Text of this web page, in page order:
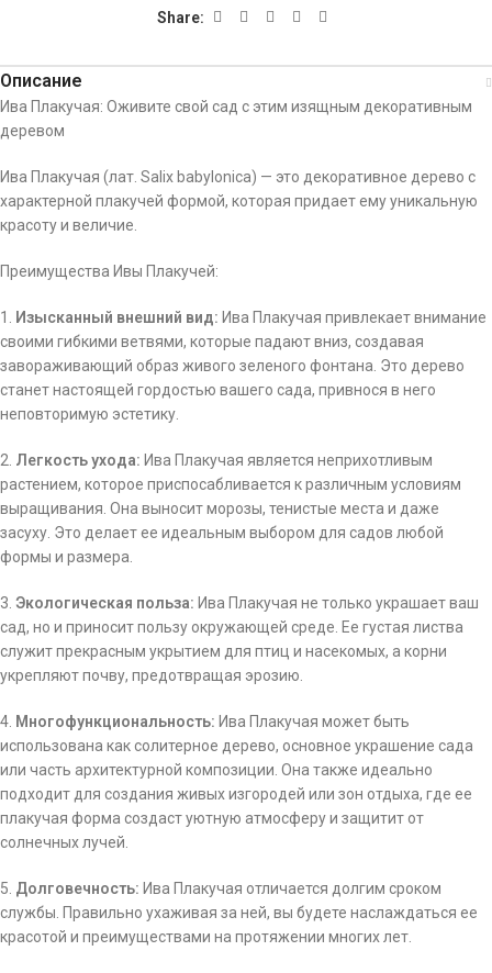
Share:
Описание
Ива Плакучая: Оживите свой сад с этим изящным декоративным
деревом
Ива Плакучая (лат. Salix babylonica) — это декоративное дерево с
характерной плакучей формой, которая придает ему уникальную
красоту и величие.
Преимущества Ивы Плакучей:
1. Изысканный внешний вид: Ива Плакучая привлекает внимание
своими гибкими ветвями, которые падают вниз, создавая
завораживающий образ живого зеленого фонтана. Это дерево
станет настоящей гордостью вашего сада, привнося в него
неповторимую эстетику.
2. Легкость ухода: Ива Плакучая является неприхотливым
растением, которое приспосабливается к различным условиям
выращивания. Она выносит морозы, тенистые места и даже
засуху. Это делает ее идеальным выбором для садов любой
формы и размера.
3. Экологическая польза: Ива Плакучая не только украшает ваш
сад, но и приносит пользу окружающей среде. Ее густая листва
служит прекрасным укрытием для птиц и насекомых, а корни
укрепляют почву, предотвращая эрозию.
4. Многофункциональность: Ива Плакучая может быть
использована как солитерное дерево, основное украшение сада
или часть архитектурной композиции. Она также идеально
подходит для создания живых изгородей или зон отдыха, где ее
плакучая форма создаст уютную атмосферу и защитит от
солнечных лучей.
5. Долговечность: Ива Плакучая отличается долгим сроком
службы. Правильно ухаживая за ней, вы будете наслаждаться ее
красотой и преимуществами на протяжении многих лет.